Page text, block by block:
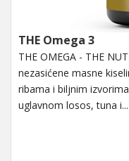
THE Omega 3
THE OMEGA - THE
nezasićene masne
ribama i biljnim
uglavnom losos, tuna i...